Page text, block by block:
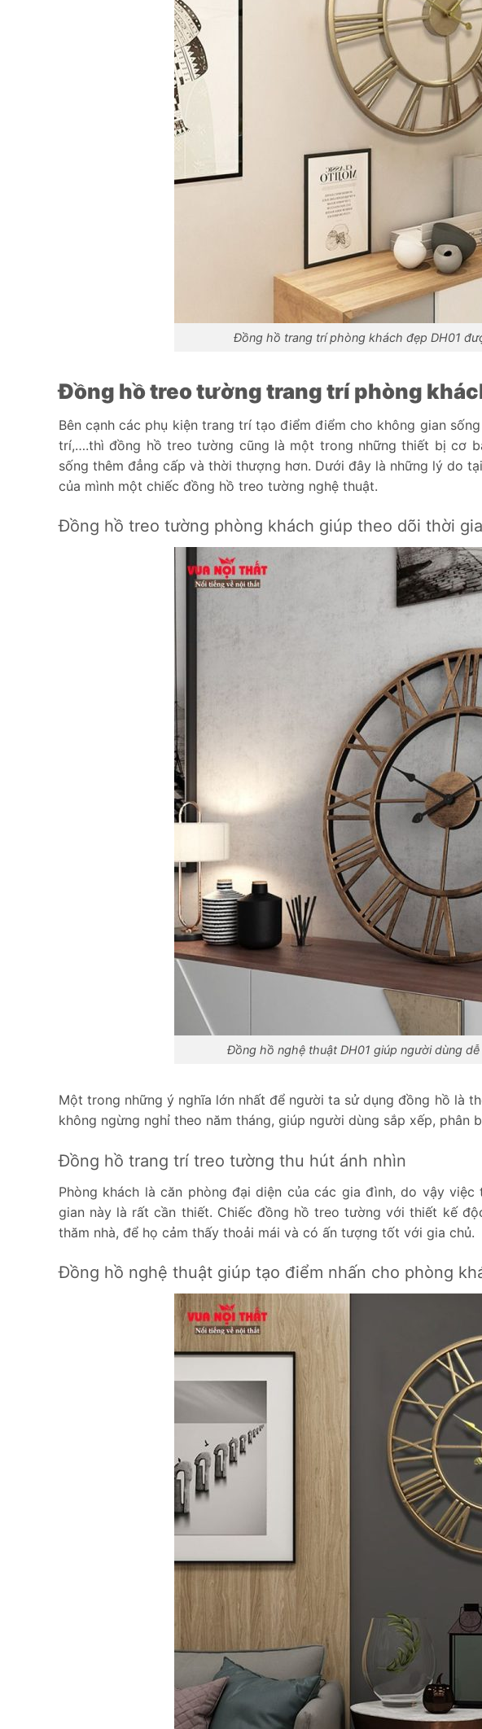
Đồng hồ trang trí phòng khách đẹp DH01
Đồng hồ treo tường trang trí phòng
Bên cạnh các phụ kiện trang trí tạo điểm điểm cho không gian
trí,….thì đồng hồ treo tường cũng là một trong những thiết bị cơ
sống thêm đẳng cấp và thời thượng hơn. Dưới đây là những lý do
của mình một chiếc đồng hồ treo tường nghệ thuật.
Đồng hồ treo tường phòng khách giúp theo dõi thời
Đồng hồ nghệ thuật DH01 giúp người dùng
Một trong những ý nghĩa lớn nhất để người ta sử dụng đồng hồ là
không ngừng nghỉ theo năm tháng, giúp người dùng sắp xếp, phân
Đồng hồ trang trí treo tường thu hút ánh nhìn
Phòng khách là căn phòng đại diện của các gia đình, do vậy
gian này là rất cần thiết. Chiếc đồng hồ treo tường với thiết kế
thăm nhà, để họ cảm thấy thoải mái và có ấn tượng tốt với gia chủ.
Đồng hồ nghệ thuật giúp tạo điểm nhấn cho phòng